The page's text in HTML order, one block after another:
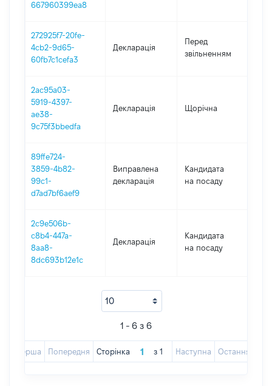
667960399ea8
272925f7-20fe-
4cb2-9d65-
60fb7c1cefa3
Декларація
Перед
звільненням
2ac95a03-
5919-4397-
ae38-
9c75f3bbedfa
Декларація Щорічна
89ffe724-
3859-4b82-
99c1-
d7ad7bf6aef9
Виправлена
декларація
Кандидата
на посаду
2c9e506b-
c8b4-447a-
8aa8-
8dc693b12e1c
Декларація
Кандидата
на посаду
1 - 6 з 6
Перша Попередня Сторінка з 1 Наступна Остання